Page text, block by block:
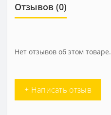
Отзывов (0)
Нет отзывов об этом товаре.
+ Написать отзыв